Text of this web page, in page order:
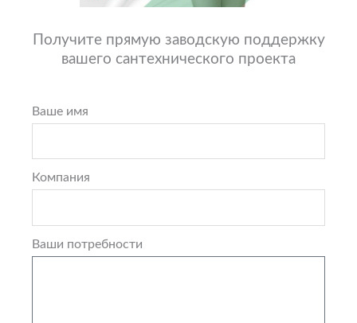
Получите прямую заводскую поддержку
вашего сантехнического проекта
Ваше имя
Компания
Ваши потребности